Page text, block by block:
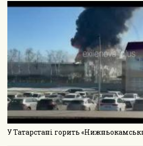
У Татарстані горить